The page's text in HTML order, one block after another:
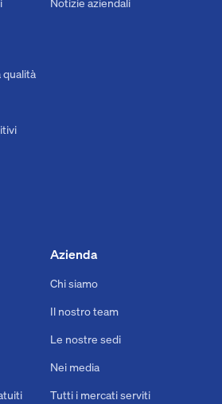
Notizie aziendali
qualità
Azienda
Chi siamo
Il nostro team
Le nostre sedi
Nei media
Tutti i mercati serviti